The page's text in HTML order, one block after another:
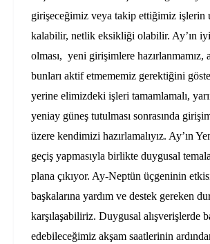
girişeceğimiz veya takip ettiğimiz işlerin
kalabilir, netlik eksikliği olabilir. Ay’ın
olması, yeni girişimlere hazırlanmamız,
bunları aktif etmememiz gerektiğini
yerine elimizdeki işleri tamamlamalı,
yeniay güneş tutulması sonrasında
üzere kendimizi hazırlamalıyız. Ay’ın
geçiş yapmasıyla birlikte duygusal
plana çıkıyor. Ay-Neptün üçgeninin
başkalarına yardım ve destek gereken
karşılaşabiliriz. Duygusal alışverişlerde
edebileceğimiz akşam saatlerinin